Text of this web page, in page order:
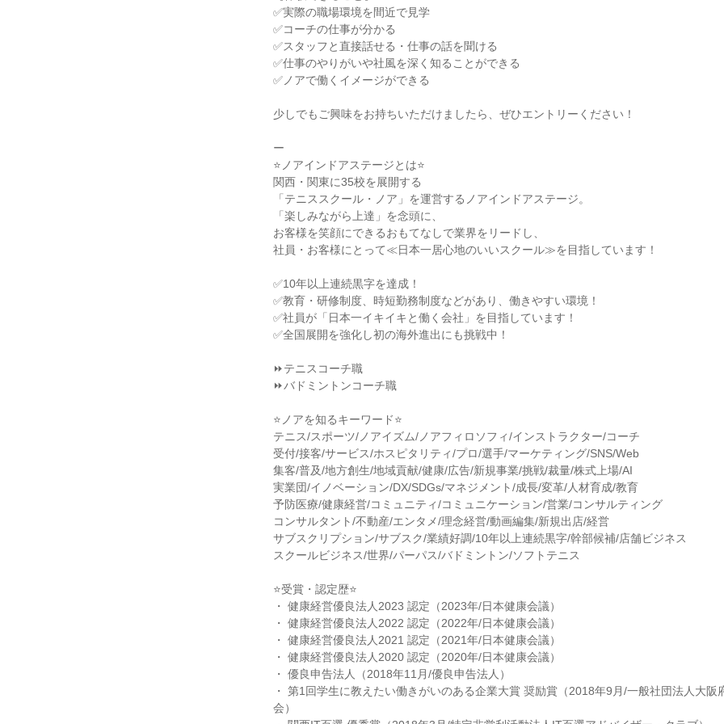
✅実際の職場環境を間近で見学
✅コーチの仕事が分かる
✅スタッフと直接話せる・仕事の話を聞ける
✅仕事のやりがいや社風を深く知ることができる
✅ノアで働くイメージができる
少しでもご興味をお持ちいただけましたら、ぜひエントリーください！
ー
⭐ノアインドアステージとは⭐
関西・関東に35校を展開する
「テニススクール・ノア」を運営するノアインドアステージ。
「楽しみながら上達」を念頭に、
お客様を笑顔にできるおもてなしで業界をリードし、
社員・お客様にとって≪日本一居心地のいいスクール≫を目指しています！
✅10年以上連続黒字を達成！
✅教育・研修制度、時短勤務制度などがあり、働きやすい環境！
✅社員が「日本一イキイキと働く会社」を目指しています！
✅全国展開を強化し初の海外進出にも挑戦中！
⏩テニスコーチ職
⏩バドミントンコーチ職
⭐ノアを知るキーワード⭐
テニス/スポーツ/ノアイズム/ノアフィロソフィ/インストラクター/コーチ
受付/接客/サービス/ホスピタリティ/プロ/選手/マーケティング/SNS/Web
集客/普及/地方創生/地域貢献/健康/広告/新規事業/挑戦/裁量/株式上場/AI
実業団/イノベーション/DX/SDGs/マネジメント/成長/変革/人材育成/教育
予防医療/健康経営/コミュニティ/コミュニケーション/営業/コンサルティング
コンサルタント/不動産/エンタメ/理念経営/動画編集/新規出店/経営
サブスクリプション/サブスク/業績好調/10年以上連続黒字/幹部候補/店舗ビジネス
スクールビジネス/世界/パーパス/バドミントン/ソフトテニス
⭐受賞・認定歴⭐
・ 健康経営優良法人2023 認定（2023年/日本健康会議）
・ 健康経営優良法人2022 認定（2022年/日本健康会議）
・ 健康経営優良法人2021 認定（2021年/日本健康会議）
・ 健康経営優良法人2020 認定（2020年/日本健康会議）
・ 優良申告法人（2018年11月/優良申告法人）
・ 第1回学生に教えたい働きがいのある企業大賞 奨励賞（2018年9月/一般社団法人大阪
会）